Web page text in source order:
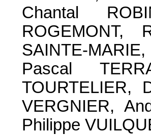
Chantal
ROGEMONT,
SAINTE-
Pascal
TOURTELIER,
VERGNIER,
Philippe